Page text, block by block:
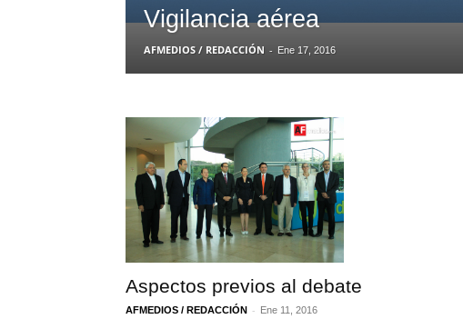
Vigilancia aérea
AFMEDIOS / REDACCIÓN - Ene 17, 2016
Aspectos previos al debate
AFMEDIOS / REDACCIÓN - Ene 11, 2016